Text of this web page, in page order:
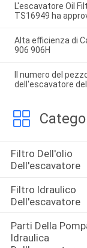
L'escavatore Oil
TS16949 ha
Alta efficienza di
906 906H
Il numero del
dell'escavatore
Filtro Dell'olio
Dell'escavatore
Filtro Idraulico
Dell'escavatore
Parti Della
Idraulica